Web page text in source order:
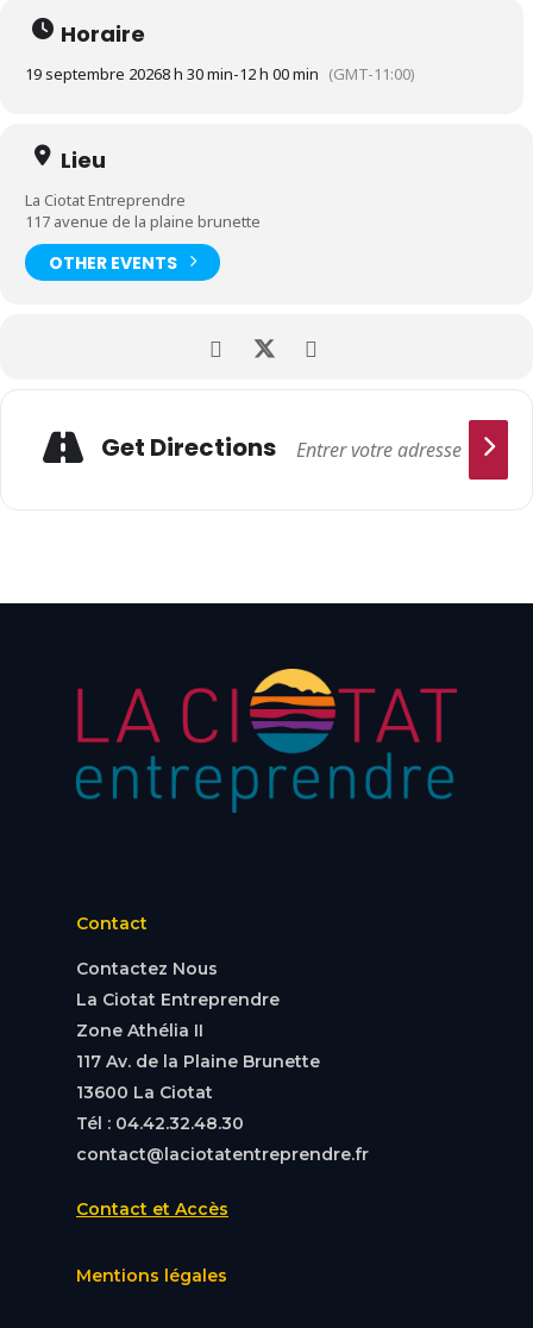
Horaire
19 septembre 20268 h 30 min-12 h 00 min (GMT-11:00)
Lieu
La Ciotat Entreprendre
117 avenue de la plaine brunette
OTHER EVENTS
Get Directions
Contact
Contactez Nous
La Ciotat Entreprendre
Zone Athélia II
117 Av. de la Plaine Brunette
13600 La Ciotat
Tél : 04.42.32.48.30
contact@laciotatentreprendre.fr
Contact et Accès
Mentions légales